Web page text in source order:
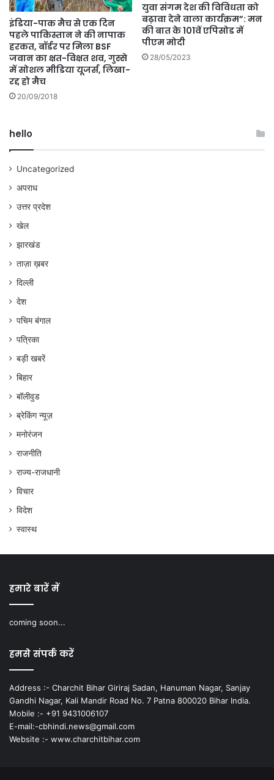
इंडिया-पाक मैच से एक दिन
पहले पाकिस्तान ने की नापाक
हरकत, बॉर्डर पर मिला BSF
जवान का क्षत-विक्षत शव, गुस्से
में सोशल मीडिया यूजर्स, लिखा-
रद्द हो मैच
20/09/2018
युवा संगम देश की विविधता को
बढ़ावा देने वाला कार्यक्रम”: मन
की बात के 101वें एपिसोड में
पीएम मोदी
28/05/2023
hello
Uncategorized
अपराध
उत्तर प्रदेश
खेल
झारखंड
ताज़ा ख़बर
दिल्ली
देश
पचिम बंगाल
पत्रिका
बड़ी खबरें
बिहार
बॉलीवुड
ब्रेकिंग न्यूज़
मनोरंजन
राजनीति
राज्य-राजधानी
विचार
विदेश
स्वास्थ
हमारे बारें में
coming soon...
हमसे संपर्क करें
Address :- Charchit Bihar Giriraj Sadan, Hanuman Nagar, Sanjay
Gandhi Nagar, Kali Mandir Road No. 7 Patna 800020 Bihar India.
Mobile :- +91 9431006107
E-mail:-cbhindi.news@gmail.com
Website :- www.charchitbihar.com